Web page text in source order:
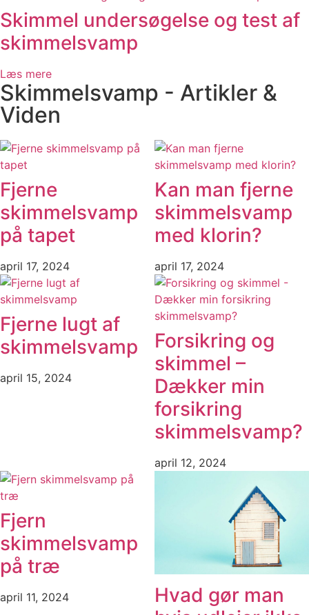
Skimmel undersøgelse og test af
skimmelsvamp
Læs mere
Skimmelsvamp - Artikler &
Viden
Fjerne
skimmelsvamp
på tapet
april 17, 2024
Kan man fjerne
skimmelsvamp
med klorin?
april 17, 2024
Fjerne lugt af
skimmelsvamp
april 15, 2024
Forsikring og
skimmel –
Dækker min
forsikring
skimmelsvamp?
april 12, 2024
Fjern
skimmelsvamp
på træ
april 11, 2024
Hvad gør man